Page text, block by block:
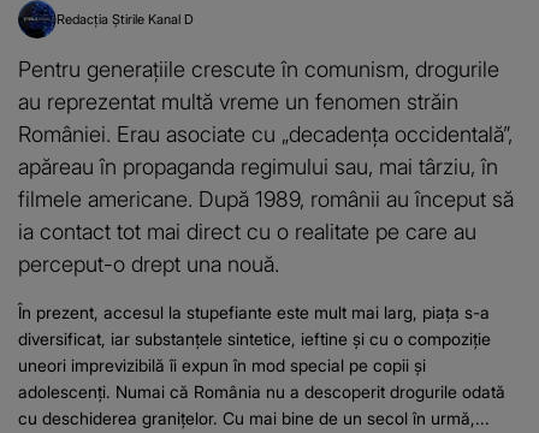
Redacția Știrile Kanal D
Pentru generațiile crescute în comunism, drogurile
au reprezentat multă vreme un fenomen străin
României. Erau asociate cu „decadența occidentală”,
apăreau în propaganda regimului sau, mai târziu, în
filmele americane. După 1989, românii au început să
ia contact tot mai direct cu o realitate pe care au
perceput-o drept una nouă.
În prezent, accesul la stupefiante este mult mai larg, piața s-a
diversificat, iar substanțele sintetice, ieftine și cu o compoziție
uneori imprevizibilă îi expun în mod special pe copii și
adolescenți. Numai că România nu a descoperit drogurile odată
cu deschiderea granițelor. Cu mai bine de un secol în urmă,...